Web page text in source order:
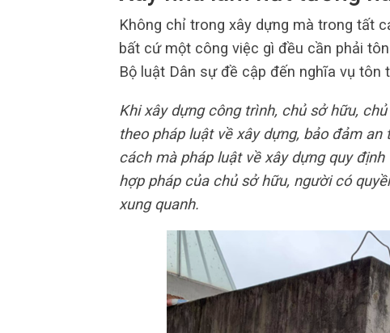
Không chỉ trong xây dựng mà trong tất
bất cứ một công việc gì đều cần phải
Bộ luật Dân sự đề cập đến nghĩa vụ tôn
Khi xây dựng công trình, chủ sở hữu,
theo pháp luật về xây dựng, bảo đảm
cách mà pháp luật về xây dựng quy
hợp pháp của chủ sở hữu, người có
xung quanh.